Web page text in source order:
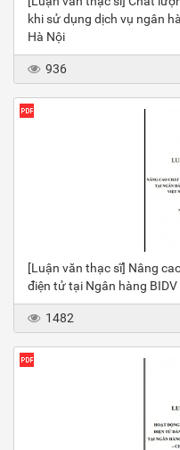
khi sử dụng dịch vụ ngân
Hà Nội
936
[Luận văn thạc sĩ] Nâng
điện tử tại Ngân hàng BIDV
1482